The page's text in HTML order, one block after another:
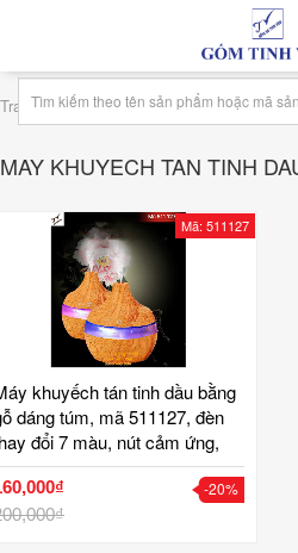
Trang chủ › Tag may khuyech tan tinh
MAY KHUYECH TAN TINH
Mã: 511127
khuyếch tán tinh dầu bằng
dáng túm, mã 511127, đèn
đổi 7 màu, nút cảm ứng,
ẩm phòng điều hoà, xông
dầu, cao 11 cm, gốm tinh-20%